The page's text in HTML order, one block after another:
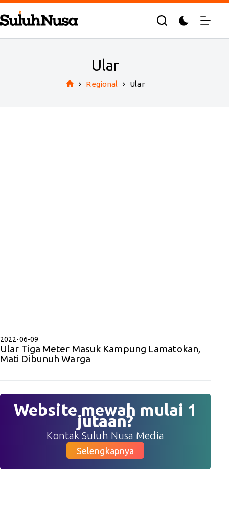
Skip
to
content
Ular
Regional Ular
2022-06-09
Ular Tiga Meter Masuk Kampung Lamatokan,
Mati Dibunuh Warga
Website mewah mulai 1
jutaan?
Kontak Suluh Nusa Media
Selengkapnya